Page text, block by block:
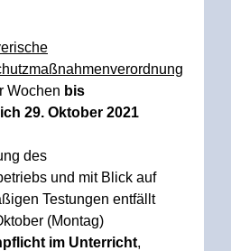
Wochen bis
29. Oktober 2021
des
und mit Blick auf
Testungen entfällt
(Montag)
im Unterricht,